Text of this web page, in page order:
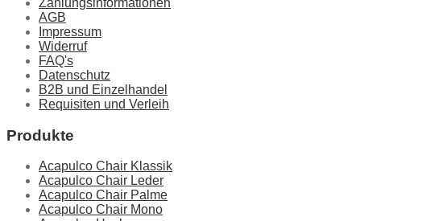
Zahlungsinformationen
AGB
Impressum
Widerruf
FAQ's
Datenschutz
B2B und Einzelhandel
Requisiten und Verleih
Produkte
Acapulco Chair Klassik
Acapulco Chair Leder
Acapulco Chair Palme
Acapulco Chair Mono